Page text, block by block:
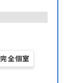
完全個室